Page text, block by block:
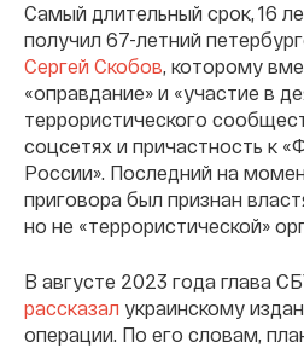
Самый длительный срок, 16
получил 67-летний
Сергей Скобов, которому
«оправдание» и «участие в
террористического
соцсетях и причастность к
России». Последний на
приговора был признан
но не «террористической»
В августе 2023 года глава
рассказал украинскому
операции. По его словам,